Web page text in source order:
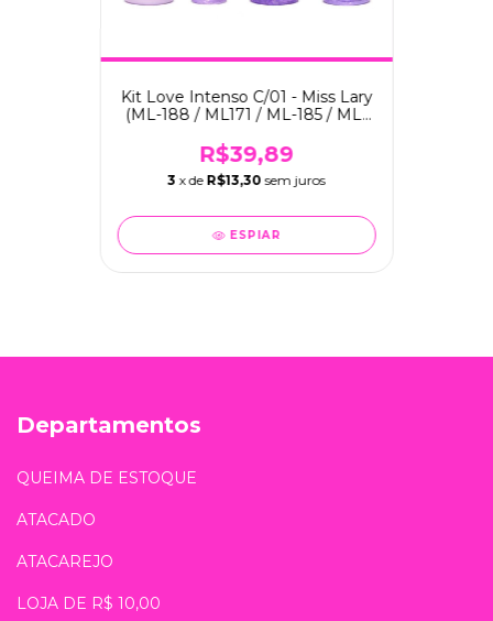
Kit Love Intenso C/01 - Miss Lary
(ML-188 / ML171 / ML-185 / ML-
R$39,89
3 x de R$13,30 sem juros
ESPIAR
Departamentos
QUEIMA DE ESTOQUE
ATACADO
ATACAREJO
LOJA DE R$ 10,00